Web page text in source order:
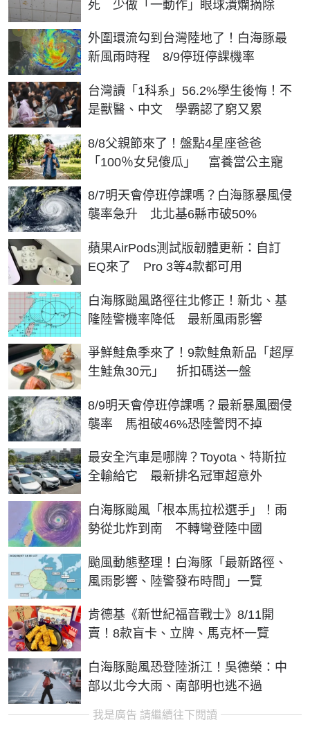
死 少做「一動作」眼球潰爛摘除
外圍環流勾到台灣陸地了！白海豚最
新風雨時程 8/9停班停課機率
台灣讀「1科系」56.2%學生後悔！不
是獸醫、中文 學霸認了窮又累
8/8父親節來了！盤點4星座爸爸
「100％女兒傻瓜」 富養當公主寵
8/7明天會停班停課嗎？白海豚暴風侵
襲率急升 北北基6縣市破50%
蘋果AirPods測試版韌體更新：自訂
EQ來了 Pro 3等4款都可用
白海豚颱風路徑往北修正！新北、基
隆陸警機率降低 最新風雨影響
爭鮮鮭魚季來了！9款鮭魚新品「超厚
生鮭魚30元」 折扣碼送一盤
8/9明天會停班停課嗎？最新暴風圈侵
襲率 馬祖破46%恐陸警閃不掉
最安全汽車是哪牌？Toyota、特斯拉
全輸給它 最新排名冠軍超意外
白海豚颱風「根本馬拉松選手」！雨
勢從北炸到南 不轉彎登陸中國
颱風動態整理！白海豚「最新路徑、
風雨影響、陸警發布時間」一覽
肯德基《新世紀福音戰士》8/11開
賣！8款盲卡、立牌、馬克杯一覽
白海豚颱風恐登陸浙江！吳德榮：中
部以北今大雨、南部明也逃不過
我是廣告 請繼續往下閱讀